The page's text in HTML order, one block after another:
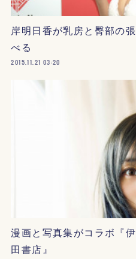
岸明日香が乳房と臀部の
べる
2015.11.21 03:20
漫画と写真集がコラボ『
田書店』